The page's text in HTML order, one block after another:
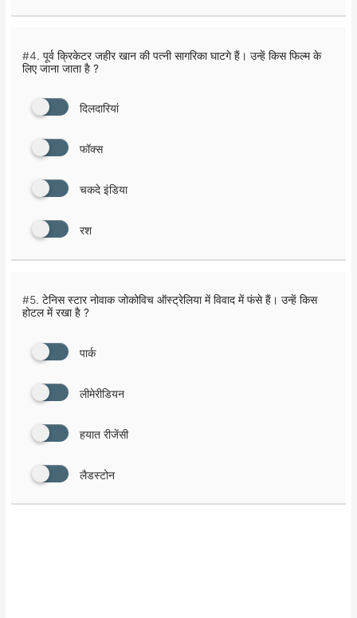
#4. पूर्व क्रिकेटर जहीर खान की पत्नी सागरिका घाटगे हैं। उन्हें किस फिल्म के
लिए जाना जाता है ?
दिलदारियां
फाॅक्स
चकदे इंडिया
रश
#5. टेनिस स्टार नोवाक जोकोविच ऑस्ट्रेलिया में विवाद में फंसे हैं। उन्हें किस
होटल में रखा है ?
पार्क
लीमेरीडियन
हयात रीजेंसी
लैडस्टोन